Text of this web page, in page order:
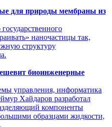
для природы мембраны из
наночастицы так,
структуру
биоинженерные
управления, информатика
Хайдаров разработал
компоненты
образцами жидкости,